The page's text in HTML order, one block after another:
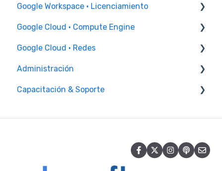
Recursos y edificios
Configuración Chrome
Seguridad
Google Workspace · Licenciamiento
Incrementales
Google Cloud · Compute Engine
Instancia de VM
Google Cloud · Redes
Reglas de firewall
Administración
Facturación
Capacitación & Soporte